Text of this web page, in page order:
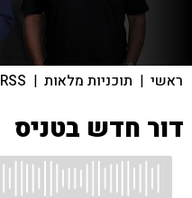
ראשי | תוכניות מלאות |
RSS
דור חדש בטניס